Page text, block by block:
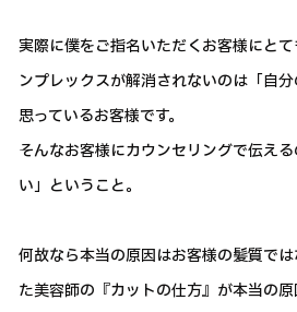
実際に僕をご指名いただくお客様にと
ンプレックスが解消されないのは「自
思っているお客様です。
そんなお客様にカウンセリングで伝え
い」ということ。
何故なら本当の原因はお客様の髪質で
た美容師の『カットの仕方』が本当の原